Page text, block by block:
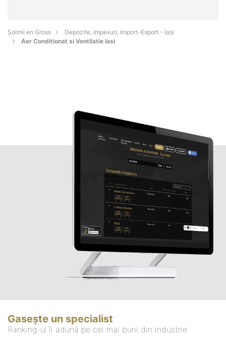
Șoimii en Gross
Depozite, Impexuri, Import-Export - Iaşi
Aer Conditionat si Ventilatie Iasi
Gasește un specialist
Ranking-ul îi adună pe cei mai buni din industrie